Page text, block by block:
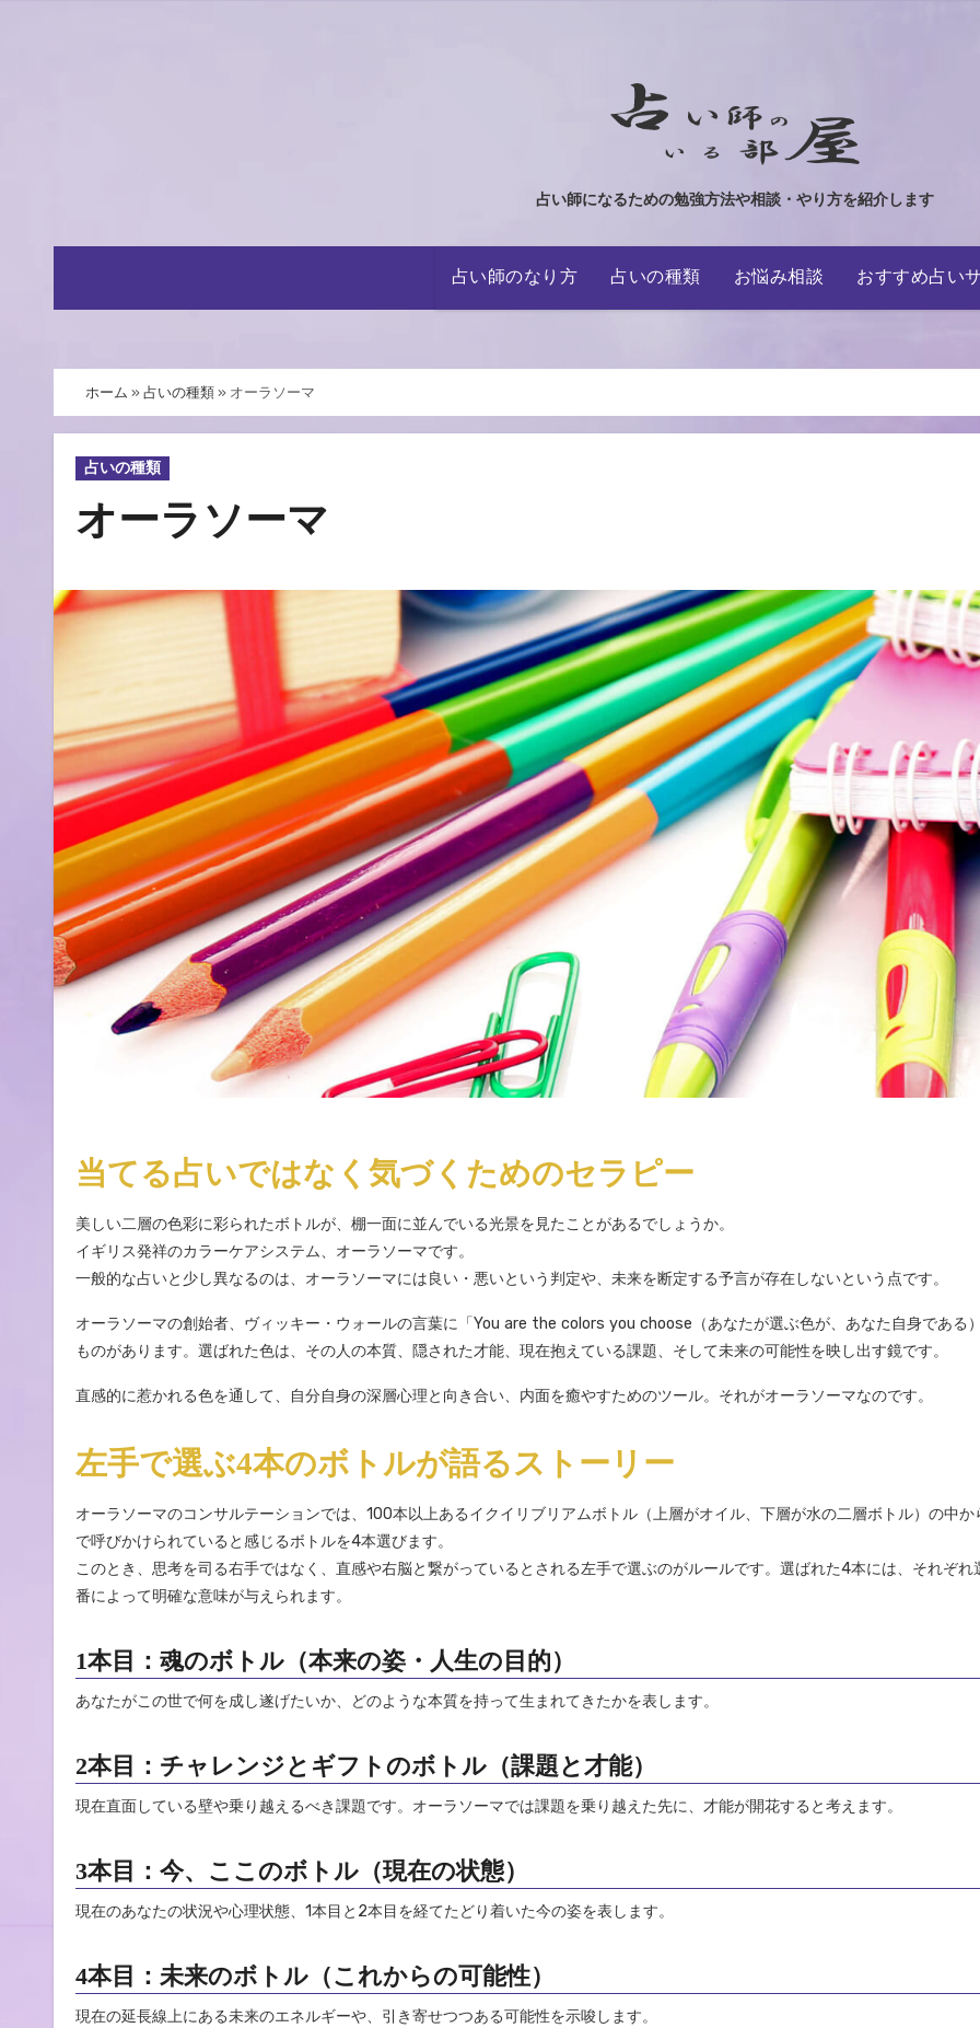
占い師になるための勉強方法や相談・やり方を紹介します
占い師のなり方 占いの種類 お悩み相談 おすすめ占い
ホーム » 占いの種類 »オーラソーマ
占いの種類
オーラソーマ
当てる占いではなく気づくためのセラピー
美しい二層の色彩に彩られたボトルが、棚一面に並んでいる光景を見たことがあるでしょうか。
イギリス発祥のカラーケアシステム、オーラソーマです。
一般的な占いと少し異なるのは、オーラソーマには良い・悪いという判定や、未来を断定する予言が存在しないという点です。
オーラソーマの創始者、ヴィッキー・ウォールの言葉に「You are the colors you choose（あなたが選ぶ色が、あなた自身である
ものがあります。選ばれた色は、その人の本質、隠された才能、現在抱えている課題、そして未来の可能性を映し出す鏡です。
直感的に惹かれる色を通して、自分自身の深層心理と向き合い、内面を癒やすためのツール。それがオーラソーマなのです。
左手で選ぶ4本のボトルが語るストーリー
オーラソーマのコンサルテーションでは、100本以上あるイクイリブリアムボトル（上層がオイル、下層が水の二層ボトル）の中か
で呼びかけられていると感じるボトルを4本選びます。
このとき、思考を司る右手ではなく、直感や右脳と繋がっているとされる左手で選ぶのがルールです。選ばれた4本には、それぞれ
番によって明確な意味が与えられます。
1本目：魂のボトル（本来の姿・人生の目的）
あなたがこの世で何を成し遂げたいか、どのような本質を持って生まれてきたかを表します。
2本目：チャレンジとギフトのボトル（課題と才能）
現在直面している壁や乗り越えるべき課題です。オーラソーマでは課題を乗り越えた先に、才能が開花すると考えます。
3本目：今、ここのボトル（現在の状態）
現在のあなたの状況や心理状態、1本目と2本目を経てたどり着いた今の姿を表します。
4本目：未来のボトル（これからの可能性）
現在の延長線上にある未来のエネルギーや、引き寄せつつある可能性を示唆します。